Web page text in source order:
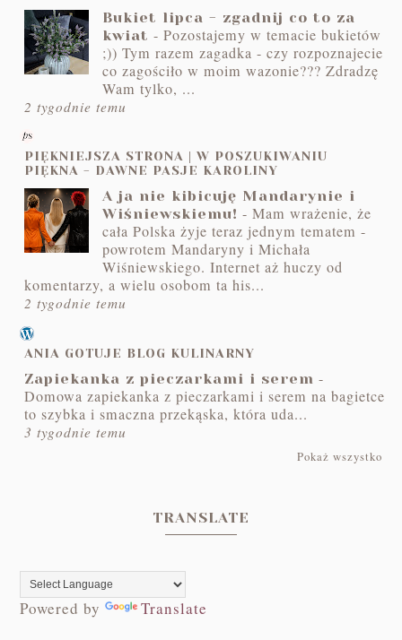
Bukiet lipca - zgadnij co to za
kwiat -Pozostajemy w temacie bukietów
;)) Tym razem zagadka - czy rozpoznajecie
co zagościło w moim wazonie??? Zdradzę
Wam tylko, ...
2 tygodnie temu
PIĘKNIEJSZA STRONA | W POSZUKIWANIU
PIĘKNA - DAWNE PASJE KAROLINY
A ja nie kibicuję Mandarynie i
Wiśniewskiemu! -Mam wrażenie, że
cała Polska żyje teraz jednym tematem -
powrotem Mandaryny i Michała
Wiśniewskiego. Internet aż huczy od
komentarzy, a wielu osobom ta his...
2 tygodnie temu
ANIA GOTUJE BLOG KULINARNY
Zapiekanka z pieczarkami i serem -
Domowa zapiekanka z pieczarkami i serem na bagietce
to szybka i smaczna przekąska, która uda...
3 tygodnie temu
Pokaż wszystko
TRANSLATE
Powered by Translate